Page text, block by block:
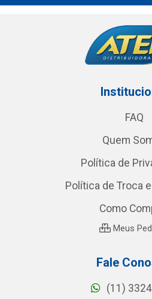
FAQ
Quem
Política de
Política de Troca
Como
Meus
Fale
(11)